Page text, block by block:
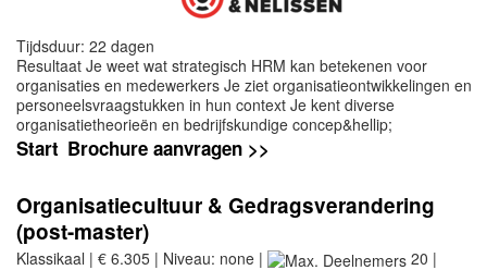
Tijdsduur: 22 dagen
Resultaat Je weet wat strategisch HRM kan betekenen voor
organisaties en medewerkers Je ziet organisatieontwikkelingen en
personeelsvraagstukken in hun context Je kent diverse
organisatietheorieën en bedrijfskundige concep&hellip;
Start Brochure aanvragen >>
Organisatiecultuur & Gedragsverandering
(post-master)
Klassikaal | € 6.305 | Niveau: none | 20 |